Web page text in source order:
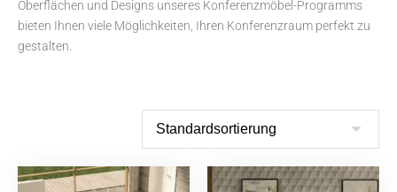
Oberflächen und Designs unseres Konferenzmöbel-Programms
bieten Ihnen viele Möglichkeiten, Ihren Konferenzraum perfekt zu
gestalten.